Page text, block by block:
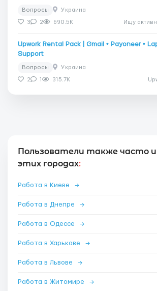
Вопросы Украина
3 2 690.5K
Upwork Rental Pack | Gmail • Payoneer •
Support
Вопросы Украина
2 1 315.7K
Пользователи также часто
этих городах:
Работа в Киеве →
Работа в Днепре →
Работа в Одессе →
Работа в Харькове →
Работа в Львове →
Работа в Житомире →